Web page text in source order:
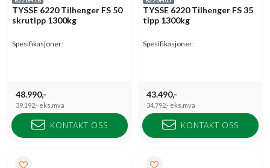
TYSSE 6220 Tilhenger FS 50
skrutipp 1300kg
Spesifikasjoner:
48.990,-
39.192,- eks.mva
KONTAKT OSS
TYSSE 6220 Tilhenger FS 35
tipp 1300kg
Spesifikasjoner:
43.490,-
34.792,- eks.mva
KONTAKT OSS